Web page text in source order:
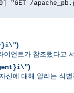
/
)
언트가 참조했다고
)
신에 대해 알리는 식별